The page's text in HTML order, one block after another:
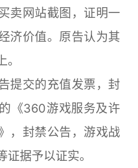
网站截图，证明一
济价值。原告认为其
交的充值发票，封
《360游戏服务及许
，封禁公告，游戏战
据予以证实。